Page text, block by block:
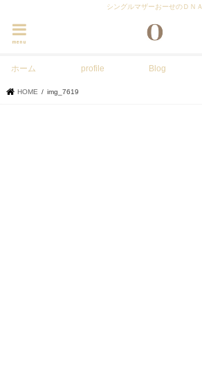
シングルマザーおーせのＤＮＡ
menu
ホーム profile Blog
HOME img_7619